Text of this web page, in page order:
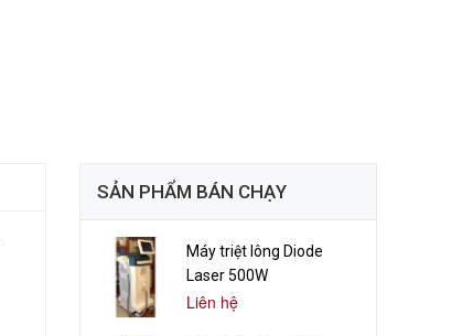
SẢN PHẨM BÁN CHẠY
Máy triệt lông Diode
Laser 500W
Liên hệ